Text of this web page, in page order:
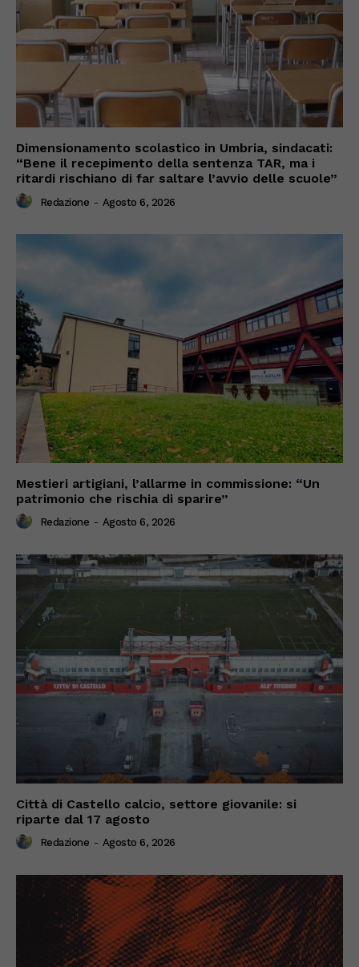
Dimensionamento scolastico in Umbria, sindacati:
“Bene il recepimento della sentenza TAR, ma i
ritardi rischiano di far saltare l’avvio delle scuole”
Redazione - Agosto 6, 2026
Mestieri artigiani, l’allarme in commissione: “Un
patrimonio che rischia di sparire”
Redazione - Agosto 6, 2026
Città di Castello calcio, settore giovanile: si
riparte dal 17 agosto
Redazione - Agosto 6, 2026